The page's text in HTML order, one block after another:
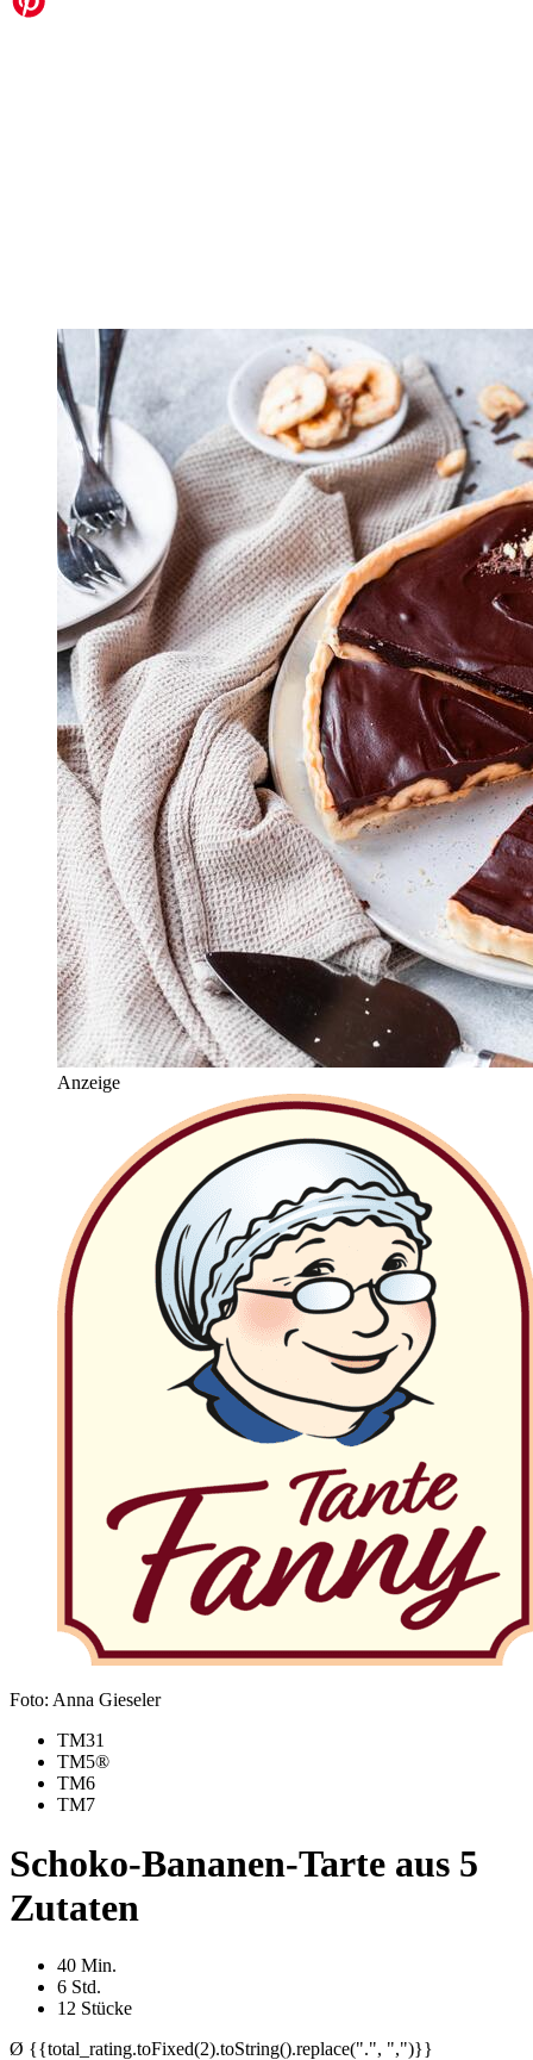
Anzeige
Foto: Anna Gieseler
TM31
TM5®
TM6
TM7
Scho­ko-Ba­na­nen-Tar­te aus 5
Zu­ta­ten
40 Min.
6 Std.
12 Stücke
Ø {{total_rating.toFixed(2).toString().replace(".", ",")}}